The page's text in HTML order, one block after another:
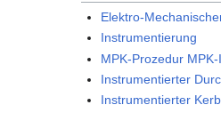
Elektro-
Instrumentierung
MPK-Prozedur MPK-
Instrumentierter
Instrumentierter